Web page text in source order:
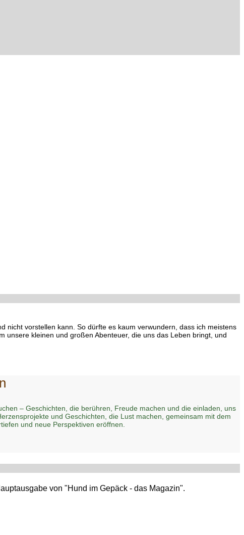
nicht vorstellen kann. So dürfte es kaum verwundern, dass ich meistens
unsere kleinen und großen Abenteuer, die uns das Leben bringt, und
– Geschichten, die berühren, Freude machen und die einladen, uns
und Geschichten, die Lust machen, gemeinsam mit dem
und neue Perspektiven eröffnen.
von "Hund im Gepäck - das Magazin".